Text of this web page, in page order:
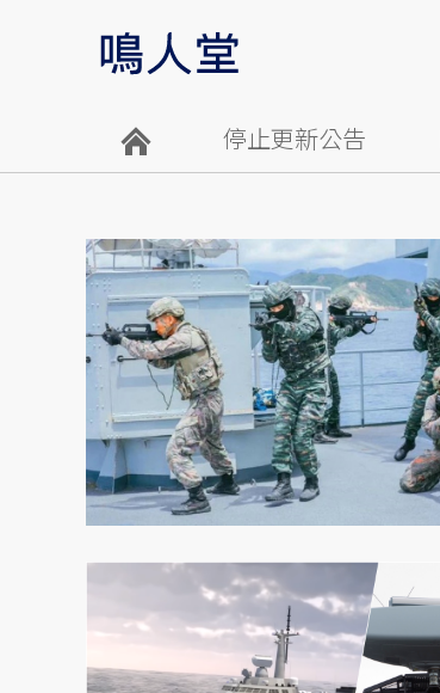
停止更新公告